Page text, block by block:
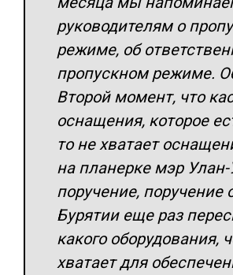
руководителям о
режиме, об
пропускном режиме.
Второй момент, что
оснащения, которое
то не хватает
на планерке мэр
поручение, поручение
Бурятии еще раз
какого оборудования,
хватает для